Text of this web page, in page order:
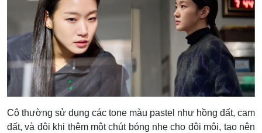
Cô thường sử dụng các tone màu pastel như hồng đất, cam
đất, và đôi khi thêm một chút bóng nhẹ cho đôi môi, tạo nên